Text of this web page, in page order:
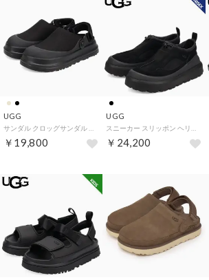
UGG
￥19,800
UGG
￥24,200